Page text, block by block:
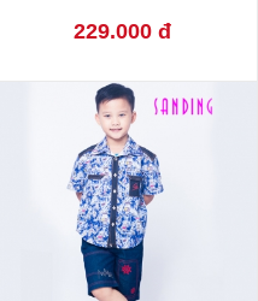
229.000 đ